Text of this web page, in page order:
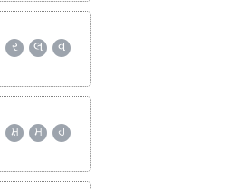
ર લ
વ
ਸ਼ ਸ
ਹ